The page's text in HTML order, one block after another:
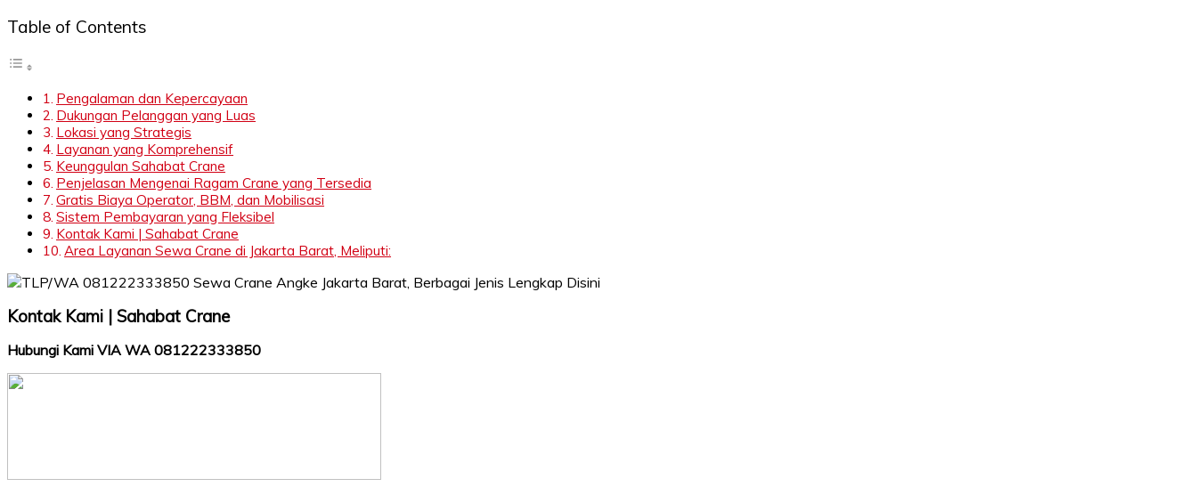
Table of Contents
Pengalaman dan Kepercayaan
Dukungan Pelanggan yang Luas
Lokasi yang Strategis
Layanan yang Komprehensif
Keunggulan Sahabat Crane
Penjelasan Mengenai Ragam Crane yang Tersedia
Gratis Biaya Operator, BBM, dan Mobilisasi
Sistem Pembayaran yang Fleksibel
Kontak Kami | Sahabat Crane
Area Layanan Sewa Crane di Jakarta Barat, Meliputi:
Kontak Kami | Sahabat Crane
Hubungi Kami VIA WA 081222333850